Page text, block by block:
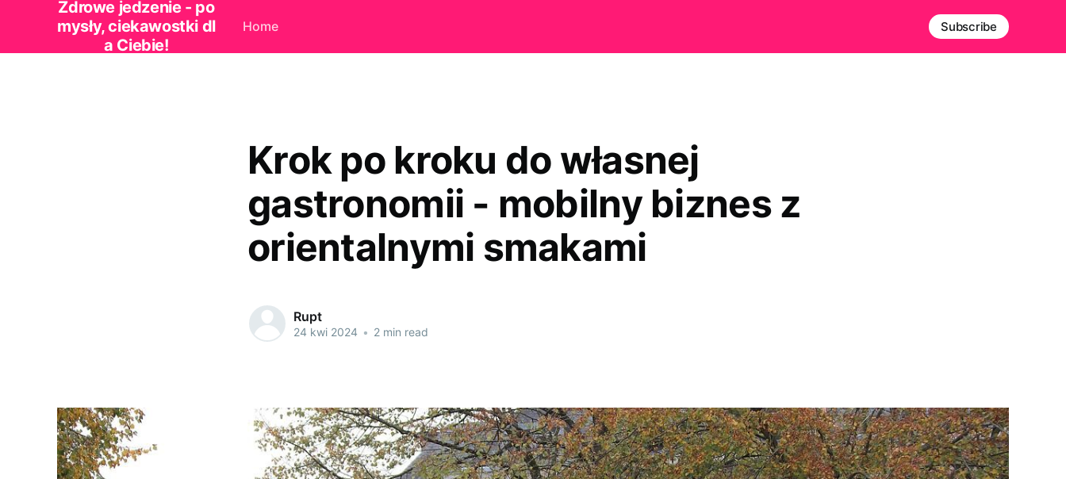
Zdrowe jedzenie - po
mysły, ciekawostki dl
a Ciebie!
Home Subscribe
Krok po kroku do własnej
gastronomii - mobilny biznes z
orientalnymi smakami
Rupt
24 kwi 2024 • 2 min read